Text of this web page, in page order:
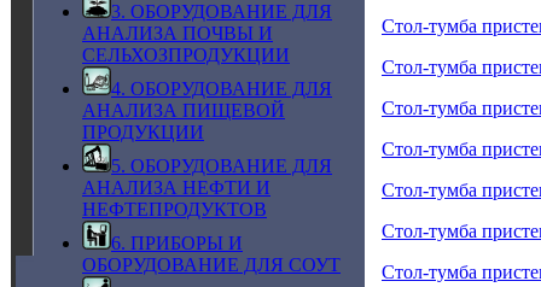
3. ОБОРУДОВАНИЕ ДЛЯ
АНАЛИЗА ПОЧВЫ И
СЕЛЬХОЗПРОДУКЦИИ
4. ОБОРУДОВАНИЕ ДЛЯ
АНАЛИЗА ПИЩЕВОЙ
ПРОДУКЦИИ
5. ОБОРУДОВАНИЕ ДЛЯ
АНАЛИЗА НЕФТИ И
НЕФТЕПРОДУКТОВ
6. ПРИБОРЫ И
ОБОРУДОВАНИЕ ДЛЯ СОУТ
Стол-тумба
Стол-тумба
Стол-тумба
Стол-тумба
Стол-тумба
Стол-тумба
Стол-тумба